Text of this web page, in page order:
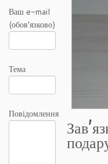
Ваш e-mail
(обов’язково)
Тема
Повідомлення